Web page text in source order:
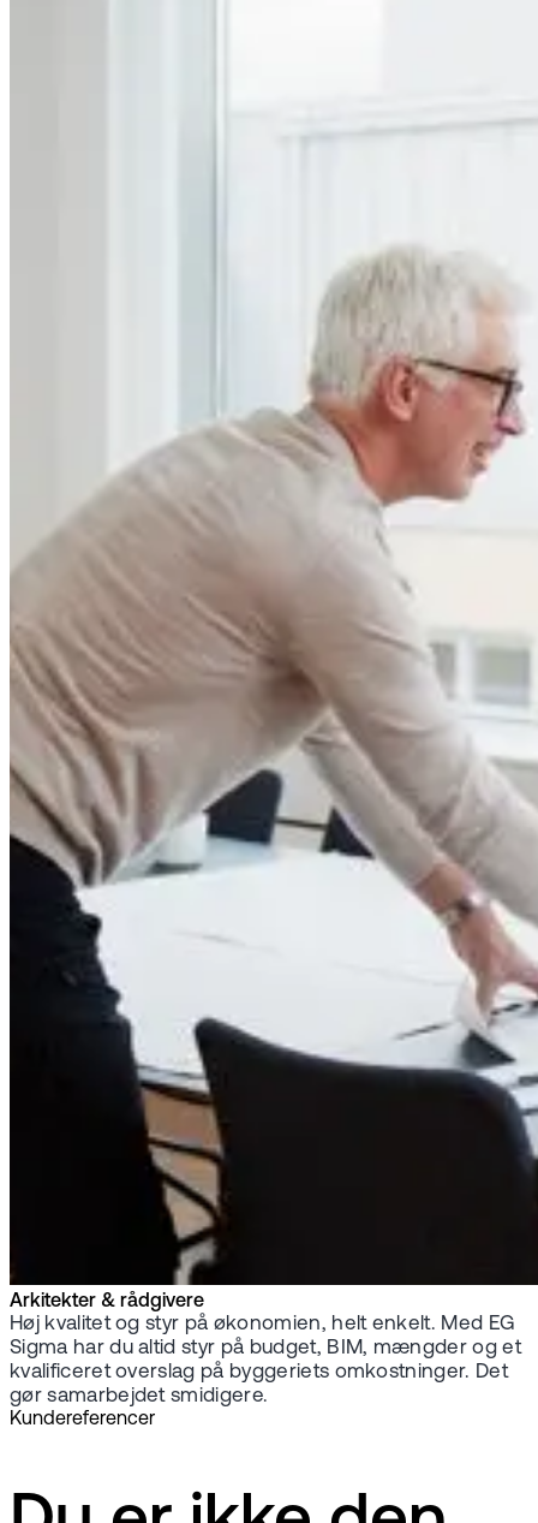
Arkitekter & rådgivere
Høj kvalitet og styr på økonomien, helt enkelt. Med EG
Sigma har du altid styr på budget, BIM, mængder og et
kvalificeret overslag på byggeriets omkostninger. Det
gør samarbejdet smidigere.
Kundereferencer